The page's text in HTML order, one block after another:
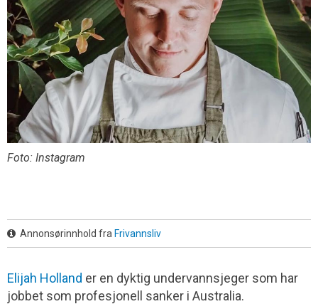
Foto: Instagram
Annonsørinnhold fra Frivannsliv
Elijah Holland er en dyktig undervannsjeger som har
jobbet som profesjonell sanker i Australia.